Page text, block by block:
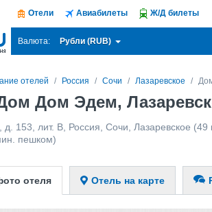
Отели Авиабилеты Ж/Д билеты
Валюта: Рубли (RUB)
отелей Россия Сочи Лазаревское
Дом Эдем,
153, лит. В Россия Сочи Лазаревское (49
пешком)
отеля Отель на карте